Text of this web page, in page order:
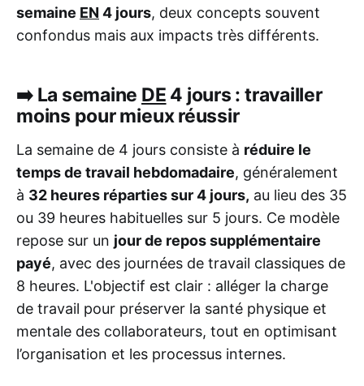
semaine EN 4 jours, deux concepts souvent
confondus mais aux impacts très différents.
➡️ La semaine DE 4 jours : travailler
moins pour mieux réussir
La semaine de 4 jours consiste à réduire le
temps de travail hebdomadaire, généralement
à 32 heures réparties sur 4 jours, au lieu des 35
ou 39 heures habituelles sur 5 jours. Ce modèle
repose sur un jour de repos supplémentaire
payé, avec des journées de travail classiques de
8 heures. L'objectif est clair : alléger la charge
de travail pour préserver la santé physique et
mentale des collaborateurs, tout en optimisant
l’organisation et les processus internes.